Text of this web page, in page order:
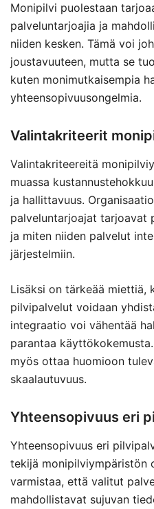
Monipilvi puolestaan
palveluntarjoajia ja
niiden kesken. Tämä voi
joustavuuteen, mutta se
kuten monimutkaisempia
yhteensopivuusongelmia.
Valintakriteerit
Valintakriteereitä
muassa
ja hallittavuus.
palveluntarjoajat tarjoavat
ja miten niiden palvelut
järjestelmiin.
Lisäksi on tärkeää miettiä,
pilvipalvelut voidaan
integraatio voi vähentää
parantaa
myös ottaa huomioon
skaalautuvuus.
Yhteensopivuus eri
Yhteensopivuus eri
tekijä monipilviympäristön
varmistaa, että valitut
mahdollistavat sujuvan